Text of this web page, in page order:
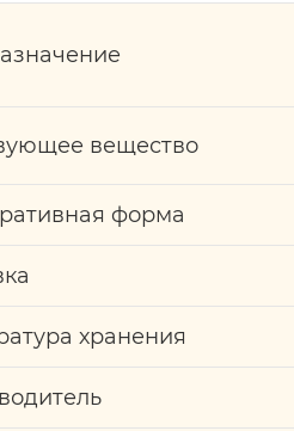
вещество
форма
хранения